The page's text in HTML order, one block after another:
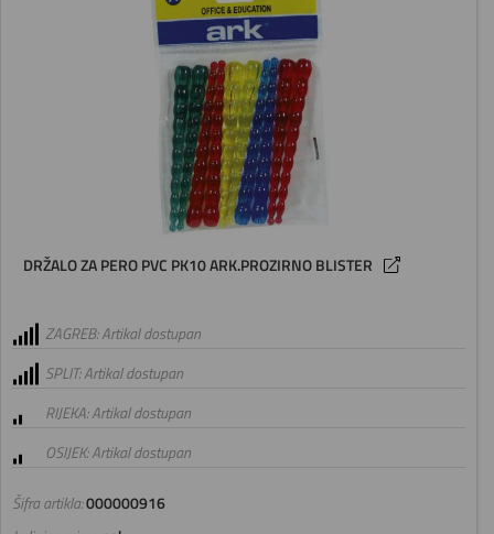
DRŽALO ZA PERO PVC PK10 ARK.PROZIRNO BLISTER
Šifra artikla:000000916
ZAGREB: Artikal dostupan
SPLIT: Artikal dostupan
RIJEKA: Artikal dostupan
OSIJEK: Artikal dostupan